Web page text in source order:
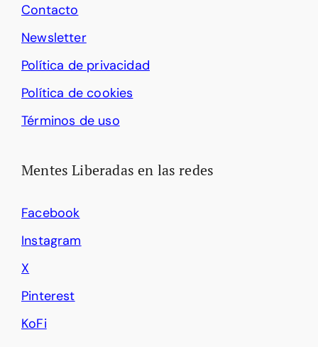
Contacto
Newsletter
Política de privacidad
Política de cookies
Términos de uso
Mentes Liberadas en las redes
Facebook
Instagram
X
Pinterest
KoFi